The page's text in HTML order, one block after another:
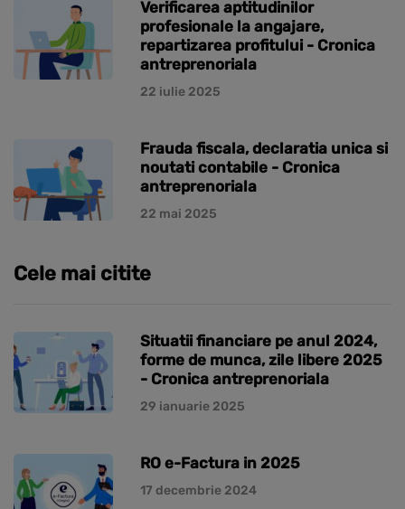
Verificarea aptitudinilor
profesionale la angajare,
repartizarea profitului - Cronica
antreprenoriala
22 iulie 2025
Frauda fiscala, declaratia unica si
noutati contabile - Cronica
antreprenoriala
22 mai 2025
Cele mai citite
Situatii financiare pe anul 2024,
forme de munca, zile libere 2025
- Cronica antreprenoriala
29 ianuarie 2025
RO e-Factura in 2025
17 decembrie 2024